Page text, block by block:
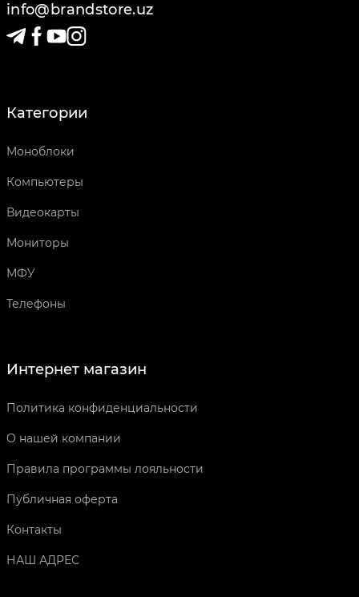
info@brandstore.uz
Категории
Моноблоки
Компьютеры
Видеокарты
Мониторы
МФУ
Телефоны
Интернет магазин
Политика конфиденциальности
О нашей компании
Правила программы лояльности
Публичная оферта
Контакты
НАШ АДРЕС